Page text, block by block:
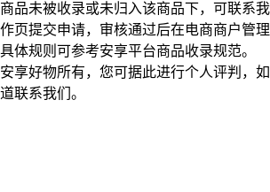
品未被收录或未归入该商品下，可联系我
页提交申请，审核通过后在电商商户管理
体规则可参考安享平台商品收录规范。
享好物所有，您可据此进行个人评判，如
联系我们。